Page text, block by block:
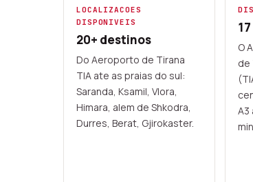
Tirana, Durres, Saranda,
por cartao, levantamento
Mais de 20 localizacoes
Reserva online
LOCALIZACOES
DISPONIVEIS
20+ destinos
Do Aeroporto de Tirana
TIA ate as praias do sul:
Saranda, Ksamil, Vlora,
Himara, alem de Shkodra,
Durres, Berat, Gjirokaster.
O
de
A3